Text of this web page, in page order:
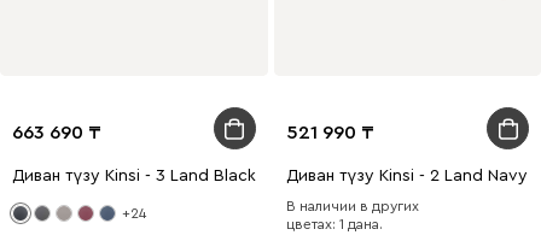
663 690
Диван түзу Kinsi - 3 Land Black
+24
521 990
Диван түзу Kinsi - 2 Land Navy
В наличии в других
цветах: 1 дана.